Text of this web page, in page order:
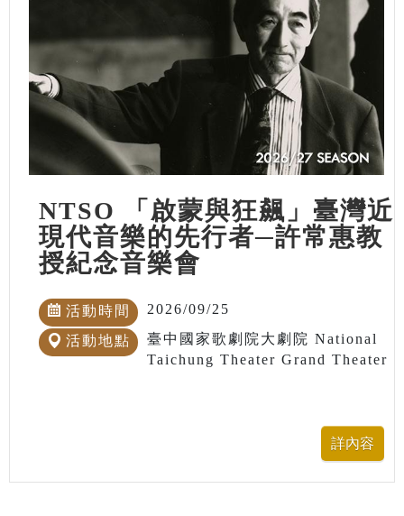
NTSO 「啟蒙與狂飆」臺灣近
現代音樂的先行者─許常惠教
授紀念音樂會
活動時間 2026/09/25
活動地點
臺中國家歌劇院大劇院 National
Taichung Theater Grand Theater